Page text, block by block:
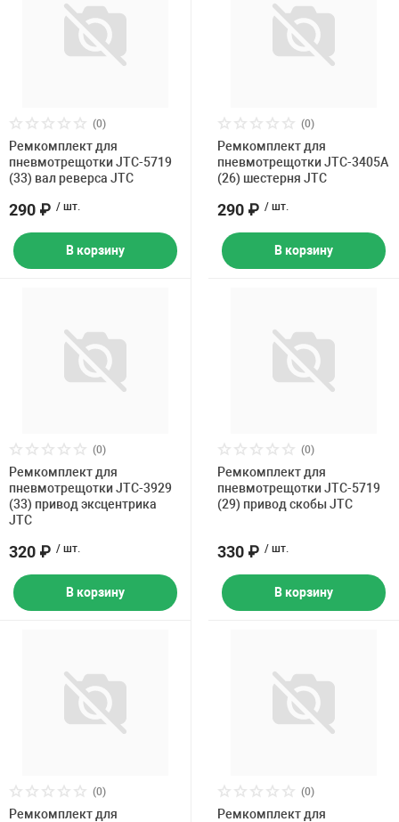
(0)
Ремкомплект для
пневмотрещотки JTC-5719
(33) вал реверса JTC
290 ₽ / шт.
В корзину
(0)
Ремкомплект для
пневмотрещотки JTC-3405A
(26) шестерня JTC
290 ₽ / шт.
В корзину
(0)
Ремкомплект для
пневмотрещотки JTC-3929
(33) привод эксцентрика
JTC
320 ₽ / шт.
В корзину
(0)
Ремкомплект для
пневмотрещотки JTC-5719
(29) привод скобы JTC
330 ₽ / шт.
В корзину
(0)
Ремкомплект для
(0)
Ремкомплект для